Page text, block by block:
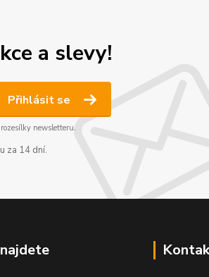
a slevy!
Přihlásit se
newsletteru.
za 14 dní.